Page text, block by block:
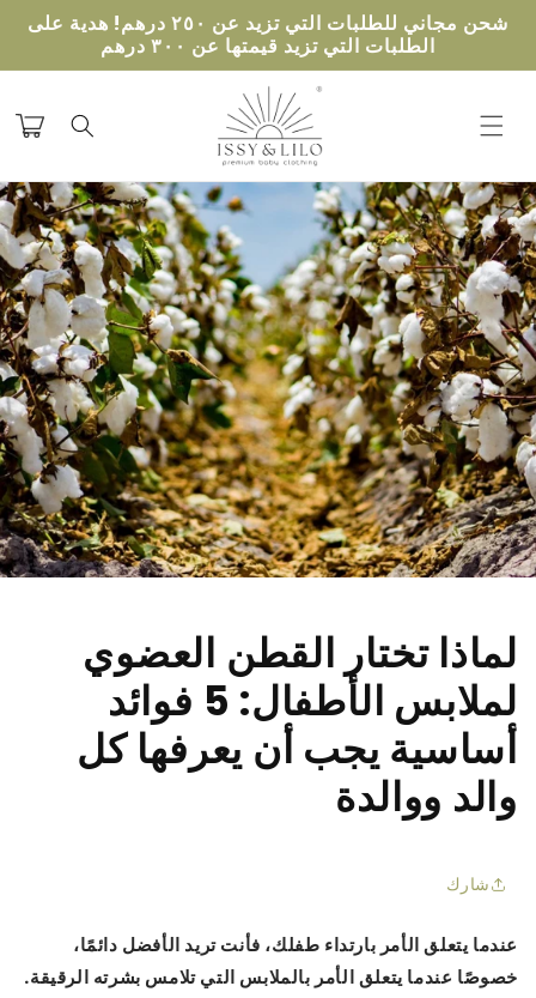
الى
شحن مجاني للطلبات التي تزيد عن ٢٥٠ درهم! هدية على
الطلبات التي تزيد قيمتها عن ٣٠٠ درهم
التسوق
لماذا تختار القطن العضوي
لملابس الأطفال: 5 فوائد
أساسية يجب أن يعرفها كل
والد ووالدة
شارك
عندما يتعلق الأمر بارتداء طفلك، فأنت تريد الأفضل دائمًا،
خصوصًا عندما يتعلق الأمر بالملابس التي تلامس بشرته الرقيقة.